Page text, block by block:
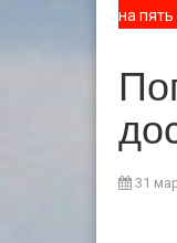
на
31